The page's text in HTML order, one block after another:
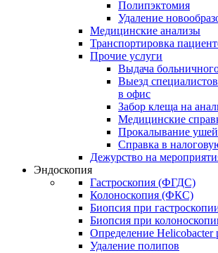
Полипэктомия
Удаление
Медицинские анализы
Транспортировка
Прочие услуги
Выдача
Выезд
в офис
Забор клеща на
Медицинские
Прокалывание ушей
Справка в
Дежурство на
Эндоскопия
Гастроскопия (ФГДС)
Колоноскопия (ФКС)
Биопсия при
Биопсия при
Определение Helicobacter
Удаление полипов